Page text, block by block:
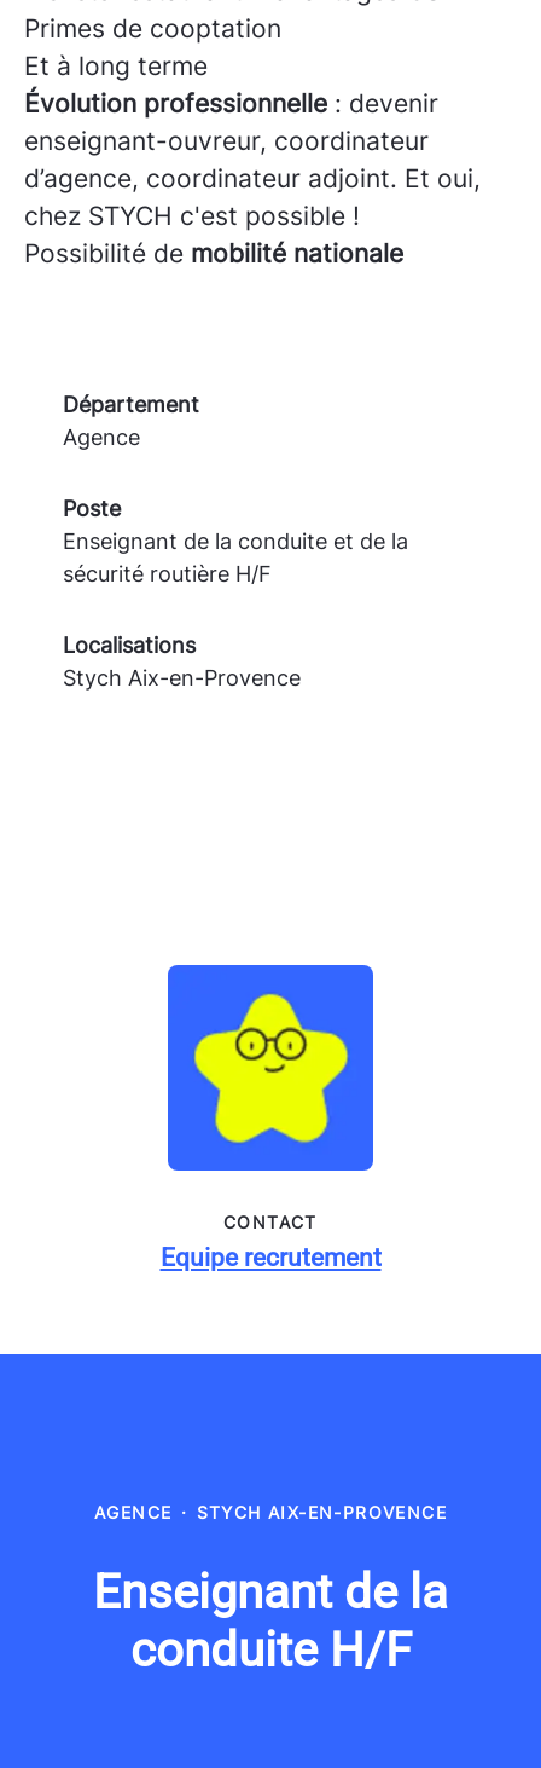
Primes de cooptation
Et à long terme
Évolution professionnelle : devenir
enseignant-ouvreur, coordinateur
d’agence, coordinateur adjoint. Et oui,
chez STYCH c'est possible !
Possibilité de mobilité nationale
Département
Agence
Poste
Enseignant de la conduite et de la
sécurité routière H/F
Localisations
Stych Aix-en-Provence
CONTACT
Equipe recrutement
AGENCE · STYCH AIX-EN-PROVENCE
Enseignant de la
conduite H/F